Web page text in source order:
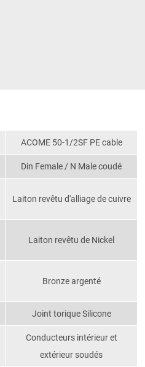
ACOME 50-1/2SF PE cable
Din Female / N Male coudé
Laiton revêtu d'alliage de cuivre
Laiton revêtu de Nickel
Bronze argenté
Joint torique Silicone
Conducteurs intérieur et
extérieur soudés